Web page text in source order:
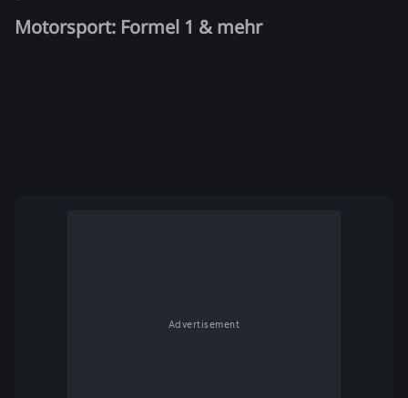
Motorsport: Formel 1 & mehr
Advertisement